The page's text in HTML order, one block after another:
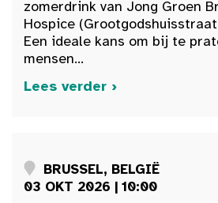
zomerdrink van Jong Groen
Hospice
Een ideale kans om bij te
mensen...
Lees verder ›
BRUSSEL, BELGIË
03 OKT 2026 | 10:00